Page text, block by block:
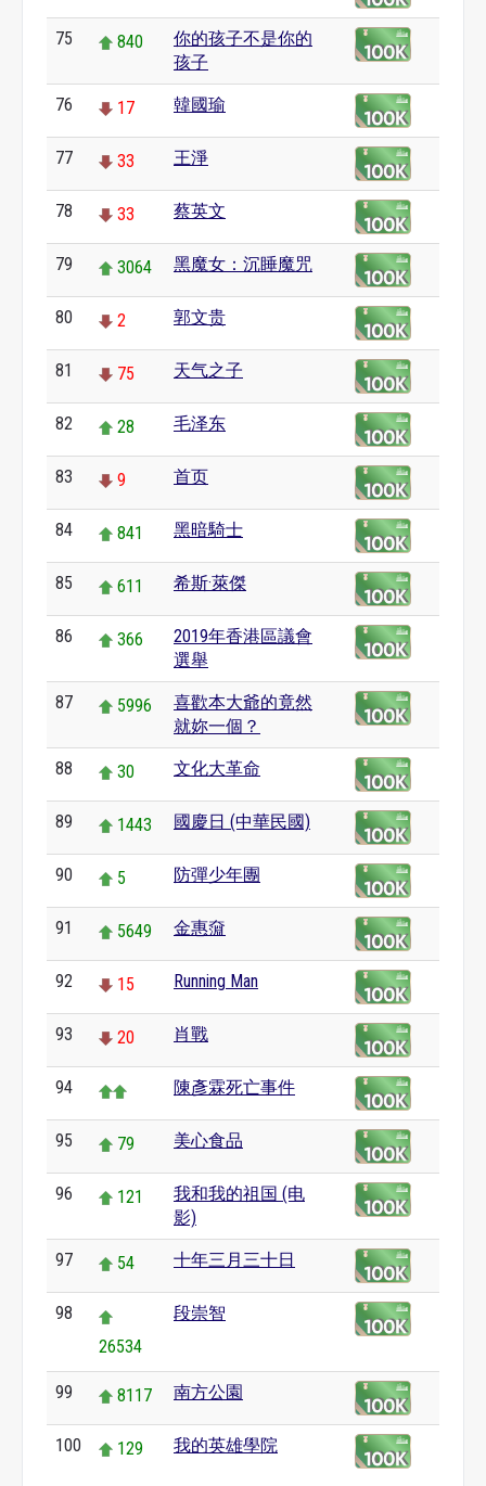
75 840
你的孩子不是你的
孩子
76 17 韓國瑜
77 33 王淨
78 33 蔡英文
79 3064 黑魔女：沉睡魔咒
80 2 郭文贵
81 75 天气之子
82 28 毛泽东
83 9 首页
84 841 黑暗騎士
85 611 希斯·萊傑
86 366
2019年香港區議會
選舉
87 5996
喜歡本大爺的竟然
就妳一個？
88 30 文化大革命
89 1443 國慶日 (中華民國)
90 5 防彈少年團
91 5649 金惠奫
92 15 Running Man
93 20 肖戰
94 陳彥霖死亡事件
95 79 美心食品
96 121
我和我的祖国 (电
影)
97 54 十年三月三十日
98
26534
段崇智
99 8117 南方公園
100 129 我的英雄學院